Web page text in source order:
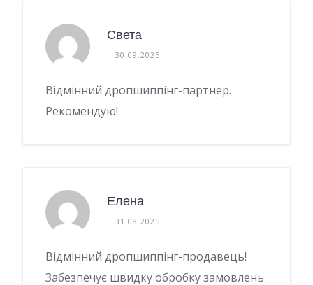
Света
30.09.2025
Відмінний дропшиппінг-партнер.
Рекомендую!
Елена
31.08.2025
Відмінний дропшиппінг-продавець!
Забезпечує швидку обробку замовлень